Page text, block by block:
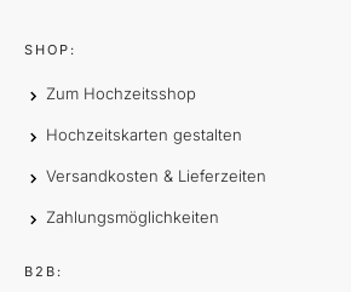
SHOP:
Zum Hochzeitsshop
Hochzeitskarten gestalten
Versandkosten & Lieferzeiten
Zahlungsmöglichkeiten
B2B: